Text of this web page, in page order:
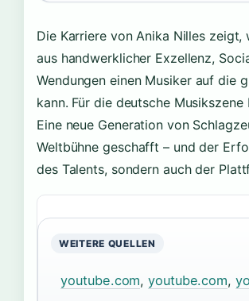
Die Karriere von Anika Nilles
aus handwerklicher Exzellenz,
Wendungen einen Musiker auf die
kann. Für die deutsche
Eine neue Generation von
Weltbühne geschafft – und der
des Talents, sondern auch der
WEITERE QUELLEN
youtube.com,youtube.com,